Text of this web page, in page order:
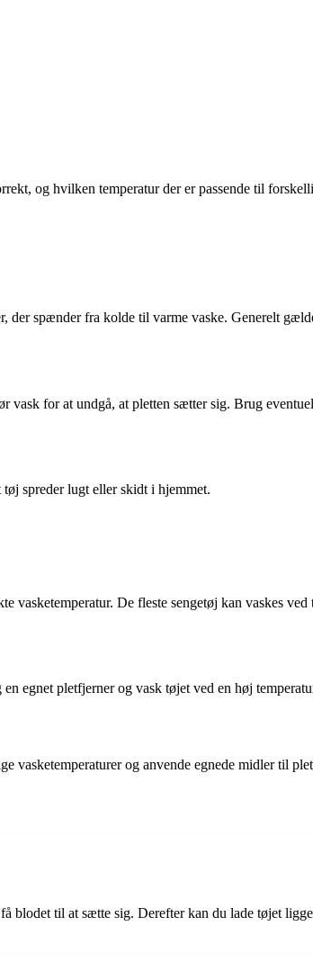
og hvilken temperatur der er passende til
spænder fra kolde til varme vaske. Generelt
for at undgå, at pletten sætter sig. Brug
spreder lugt eller skidt i hjemmet.
De fleste sengetøj kan vaskes ved
egnet pletfjerner og vask tøjet ved en høj
vasketemperaturer og anvende egnede midler til
blodet til at sætte sig. Derefter kan du lade tøjet